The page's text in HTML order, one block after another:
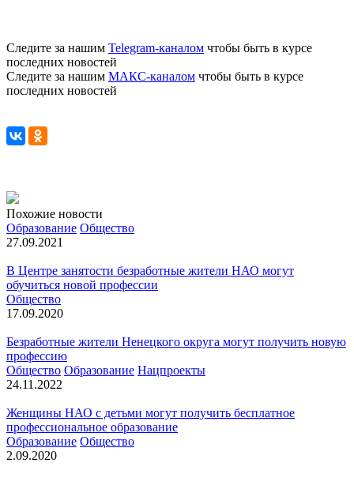
Следите за нашим Telegram-каналом чтобы быть в курсе
последних новостей
Следите за нашим МАКС-каналом чтобы быть в курсе
последних новостей
Похожие новости
Образование Общество
27.09.2021
В Центре занятости безработные жители НАО могут
обучиться новой профессии
Общество
17.09.2020
Безработные жители Ненецкого округа могут получить новую
профессию
Общество Образование Нацпроекты
24.11.2022
Женщины НАО с детьми могут получить бесплатное
профессиональное образование
Образование Общество
2.09.2020